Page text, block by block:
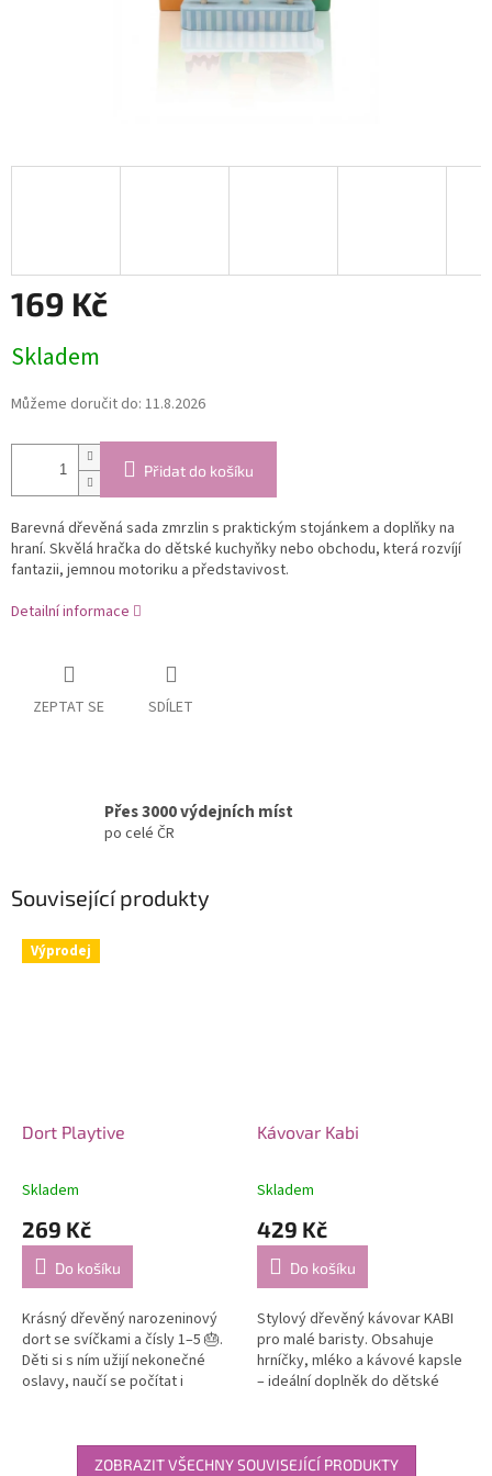
169 Kč
cena:
Skladem
Můžeme doručit do: 11.8.2026
Přidat do košíku
Barevná dřevěná sada zmrzlin s praktickým stojánkem a doplňky na
hraní. Skvělá hračka do dětské kuchyňky nebo obchodu, která rozvíjí
fantazii, jemnou motoriku a představivost.
Detailní informace
ZEPTAT SE SDÍLET
Přes 3000 výdejních míst
po celé ČR
Související produkty
Výprodej
Dort Playtive
Skladem
269 Kč
Do košíku
Krásný dřevěný narozeninový
dort se svíčkami a čísly 1–5 🎂.
Děti si s ním užijí nekonečné
oslavy, naučí se počítat i
Kávovar Kabi
Skladem
429 Kč
Do košíku
Stylový dřevěný kávovar KABI
pro malé baristy. Obsahuje
hrníčky, mléko a kávové kapsle
– ideální doplněk do dětské
ZOBRAZIT VŠECHNY SOUVISEJÍCÍ PRODUKTY